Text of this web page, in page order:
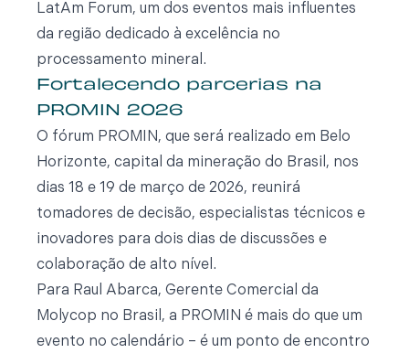
LatAm Forum, um dos eventos mais influentes
da região dedicado à excelência no
processamento mineral.
Fortalecendo parcerias na
PROMIN 2026
O fórum PROMIN, que será realizado em Belo
Horizonte, capital da mineração do Brasil, nos
dias 18 e 19 de março de 2026, reunirá
tomadores de decisão, especialistas técnicos e
inovadores para dois dias de discussões e
colaboração de alto nível.
Para Raul Abarca, Gerente Comercial da
Molycop no Brasil, a PROMIN é mais do que um
evento no calendário – é um ponto de encontro